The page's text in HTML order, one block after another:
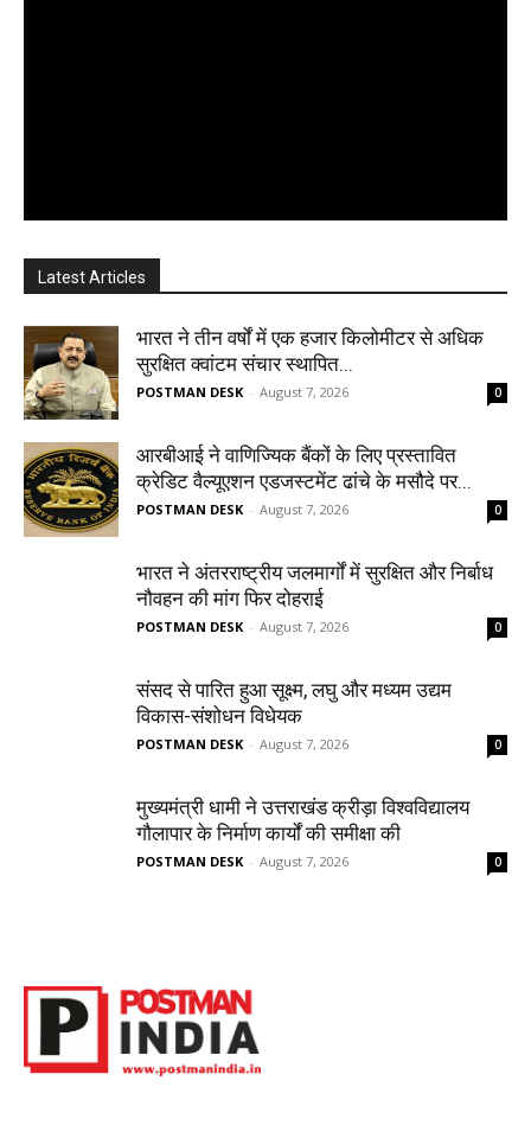
Latest Articles
भारत ने तीन वर्षों में एक हजार किलोमीटर से अधिक
सुरक्षित क्वांटम संचार स्थापित...
POSTMAN DESK - August 7, 2026 0
आरबीआई ने वाणिज्यिक बैंकों के लिए प्रस्तावित
क्रेडिट वैल्यूएशन एडजस्टमेंट ढांचे के मसौदे पर...
POSTMAN DESK - August 7, 2026 0
भारत ने अंतरराष्ट्रीय जलमार्गों में सुरक्षित और निर्बाध
नौवहन की मांग फिर दोहराई
POSTMAN DESK - August 7, 2026 0
संसद से पारित हुआ सूक्ष्म, लघु और मध्यम उद्यम
विकास-संशोधन विधेयक
POSTMAN DESK - August 7, 2026 0
मुख्यमंत्री धामी ने उत्तराखंड क्रीड़ा विश्वविद्यालय
गौलापार के निर्माण कार्यों की समीक्षा की
POSTMAN DESK - August 7, 2026 0